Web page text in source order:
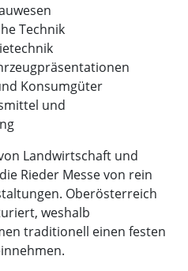
Technik
Konsumgüter
und
Landwirtschaft und
Rieder Messe von rein
Oberösterreich
weshalb
traditionell einen festen